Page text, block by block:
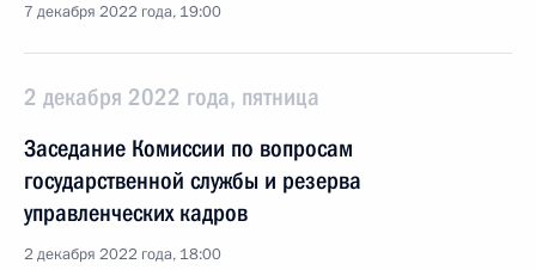
7 декабря 2022 года, 19:00
2 декабря 2022 года, пятница
Заседание Комиссии по вопросам
государственной службы и резерва
управленческих кадров
2 декабря 2022 года, 18:00